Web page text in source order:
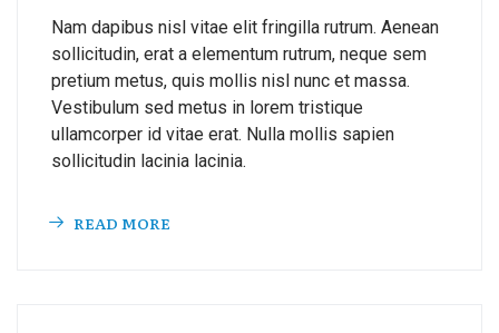
Nam dapibus nisl vitae elit fringilla rutrum. Aenean
sollicitudin, erat a elementum rutrum, neque sem
pretium metus, quis mollis nisl nunc et massa.
Vestibulum sed metus in lorem tristique
ullamcorper id vitae erat. Nulla mollis sapien
sollicitudin lacinia lacinia.
READ MORE